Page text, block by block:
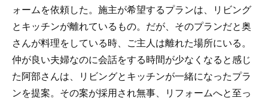
ォームを依頼した。施主が希望するプランは、リビング
とキッチンが離れているもの。だが、そのプランだと奥
さんが料理をしている時、ご主人は離れた場所にいる。
仲が良い夫婦なのに会話をする時間が少なくなると感じ
た阿部さんは、リビングとキッチンが一緒になったプラ
ンを提案。その案が採用され無事、リフォームへと至っ